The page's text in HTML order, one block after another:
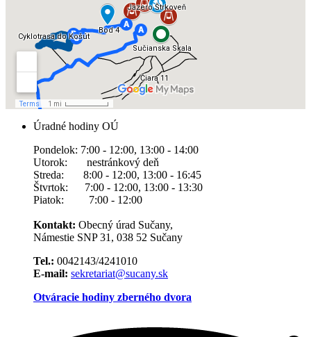
Úradné hodiny OÚ
Pondelok: 7:00 - 12:00, 13:00 - 14:00
Utorok: nestránkový deň
Streda: 8:00 - 12:00, 13:00 - 16:45
Štvrtok: 7:00 - 12:00, 13:00 - 13:30
Piatok: 7:00 - 12:00
Kontakt: Obecný úrad Sučany,
Námestie SNP 31, 038 52 Sučany
Tel.: 0042143/4241010
E-mail: sekretariat@sucany.sk
Otváracie hodiny zberného dvora